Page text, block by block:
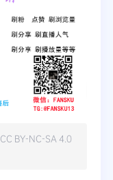
CC BY-NC-SA 4.0